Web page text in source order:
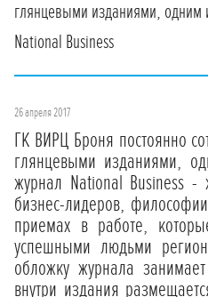
глянцевыми изданиями, одним
National Business
26 апреля 2017
ГК ВИРЦ Броня постоянно
глянцевыми изданиями,
журнал National Business -
бизнес-лидеров,
приемах в работе,
успешными людьми
обложку журнала
внутри издания